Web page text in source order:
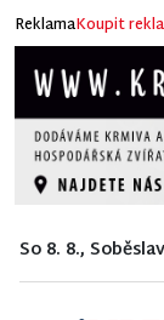
ReklamaKoupit
So 8. 8., Soběslav